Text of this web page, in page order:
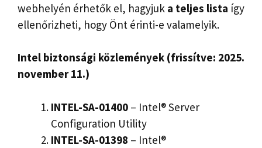
webhelyén érhetők el, hagyjuk a teljes lista így
ellenőrizheti, hogy Önt érinti-e valamelyik.
Intel biztonsági közlemények (frissítve: 2025.
november 11.)
INTEL-SA-01400 – Intel® Server
Configuration Utility
INTEL-SA-01398 – Intel®